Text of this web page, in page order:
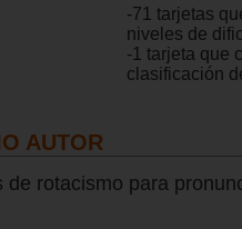
-71 tarjetas
niveles de
-1 tarjeta que
clasificación
AUTOR
de rotacismo para